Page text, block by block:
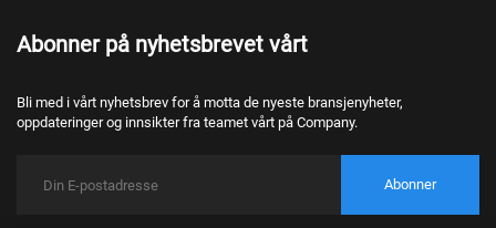
Abonner på nyhetsbrevet vårt
Bli med i vårt nyhetsbrev for å motta de nyeste bransjenyheter,
oppdateringer og innsikter fra teamet vårt på Company.
Abonner